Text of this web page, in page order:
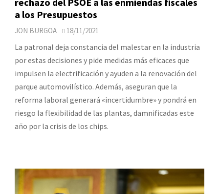
a los Presupuestos
JON BURGOA 18/11/2021
La patronal deja constancia del malestar en la industria
por estas decisiones y pide medidas más eficaces que
impulsen la electrificación y ayuden a la renovación del
parque automovilístico. Además, aseguran que la
reforma laboral generará «incertidumbre» y pondrá en
riesgo la flexibilidad de las plantas, damnificadas este
año por la crisis de los chips.